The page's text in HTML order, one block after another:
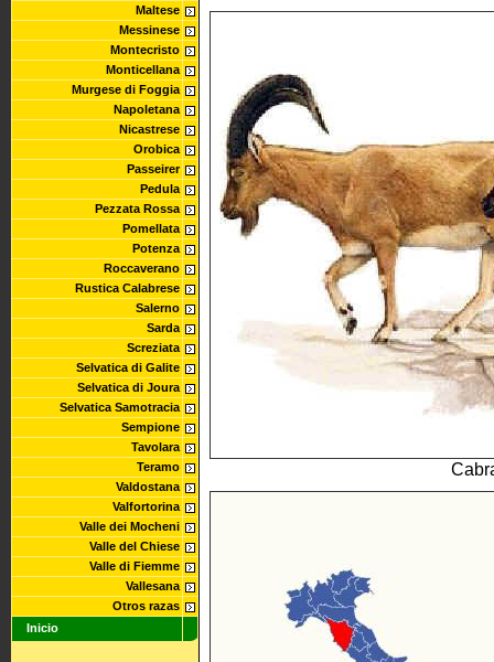
Maltese
Messinese
Montecristo
Monticellana
Murgese di Foggia
Napoletana
Nicastrese
Orobica
Passeirer
Pedula
Pezzata Rossa
Pomellata
Potenza
Roccaverano
Rustica Calabrese
Salerno
Sarda
Screziata
Selvatica di Galite
Selvatica di Joura
Selvatica Samotracia
Sempione
Tavolara
Teramo
Valdostana
Valfortorina
Valle dei Mocheni
Valle del Chiese
Valle di Fiemme
Vallesana
Otros razas
Inicio